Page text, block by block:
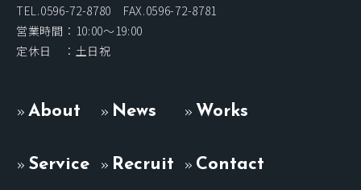
TEL.0596-72-8780 FAX.0596-72-8781
営業時間：10:00〜19:00
定休日 ：土日祝
About News Works
Service Recruit Contact